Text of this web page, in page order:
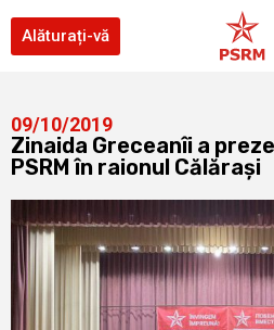
Alăturați-vă
09/10/2019
Zinaida Greceanîi a
PSRM în raionul Călărași